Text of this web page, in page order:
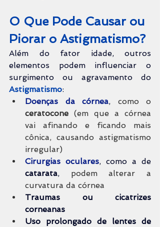
O Que Pode Causar ou
Piorar o Astigmatismo?
Além do fator idade, outros
elementos podem influenciar o
Astigmatismo:
Doenças da córnea,
ceratocone (em que a córnea
vai afinando e ficando mais
cônica, causando astigmatismo
irregular)
Cirurgias oculares
catarata, podem alterar a
curvatura da córnea
Traumas ou cicatrizes
corneanas
Uso prolongado de lentes de